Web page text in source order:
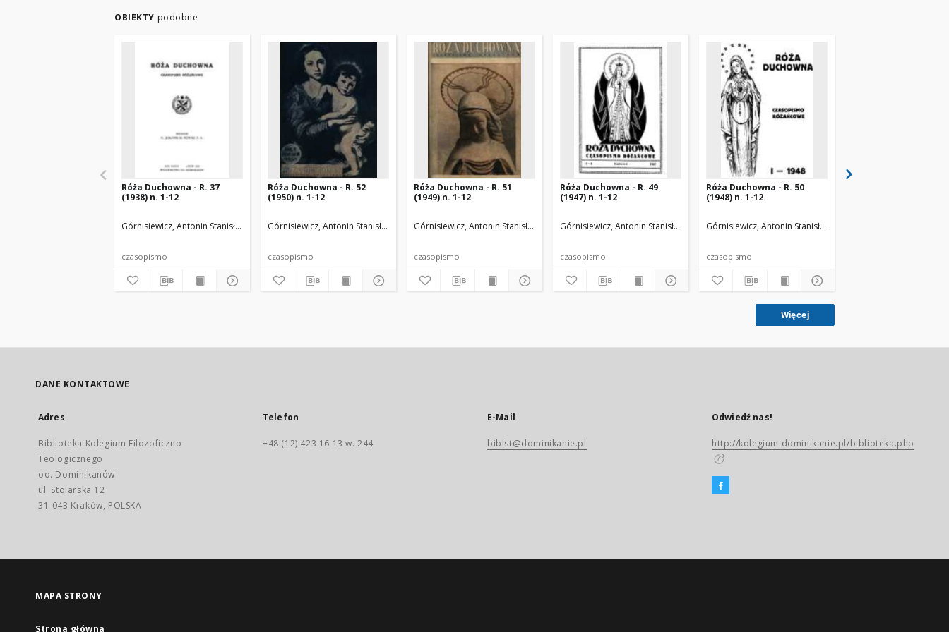
OBIEKTY podobne
Róża Duchowna - R. 37
(1938) n. 1-12
Górnisiewicz, Antonin Stanisław (1871-1948). Red.
czasopismo
Róża Duchowna - R. 52
(1950) n. 1-12
Górnisiewicz, Antonin Stanisław (1871-1948). Red.
czasopismo
Róża Duchowna - R. 51
(1949) n. 1-12
Górnisiewicz, Antonin Stanisław (1871-1948). Red.
czasopismo
Róża Duchowna - R. 49
(1947) n. 1-12
Górnisiewicz, Antonin Stanisław (1871-1948). Red.
czasopismo
Róża Duchowna - R. 50
(1948) n. 1-12
Górnisiewicz, Antonin Stanisław (1871-1948). Red.
czasopismo
Więcej
DANE KONTAKTOWE
Adres
Biblioteka Kolegium Filozoficzno-
Teologicznego
oo. Dominikanów
ul. Stolarska 12
31-043 Kraków, POLSKA
Telefon
+48 (12) 423 16 13 w. 244
E-Mail
biblst@dominikanie.pl
Odwiedź nas!
http://kolegium.dominikanie.pl/biblioteka.php
MAPA STRONY
Strona główna